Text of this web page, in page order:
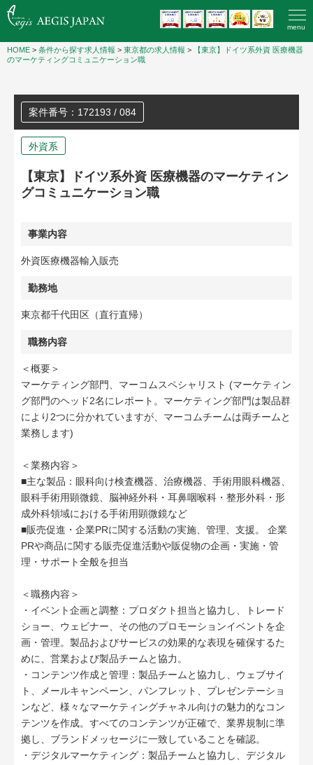
menu
HOME > 条件から探す求人情報 > 東京都の求人情報 >
【東京】ドイツ系外資 医療機器
のマーケティングコミュニケーション職
案件番号：172193 / 084
外資系
【東京】ドイツ系外資 医療機器のマーケティン
グコミュニケーション職
事業内容
外資医療機器輸入販売
勤務地
東京都千代田区（直行直帰）
職務内容
＜概要＞
マーケティング部門、マーコムスペシャリスト (マーケティン
グ部門のヘッド2名にレポート。マーケティング部門は製品群
により2つに分かれていますが、マーコムチームは両チームと
業務します)
＜業務内容＞
■主な製品：眼科向け検査機器、治療機器、手術用眼科機器、
眼科手術用顕微鏡、脳神経外科・耳鼻咽喉科・整形外科・形
成外科領域における手術用顕微鏡など
■販売促進・企業PRに関する活動の実施、管理、支援。 企業
PRや商品に関する販売促進活動や販促物の企画・実施・管
理・サポート全般を担当
＜職務内容＞
・イベント企画と調整：プロダクト担当と協力し、トレード
ショー、ウェビナー、その他のプロモーションイベントを企
画・管理。製品およびサービスの効果的な表現を確保するた
めに、営業および製品チームと協力。
・コンテンツ作成と管理：製品チームと協力し、ウェブサイ
ト、メールキャンペーン、パンフレット、プレゼンテーショ
ンなど、様々なマーケティングチャネル向けの魅力的なコン
テンツを作成。すべてのコンテンツが正確で、業界規制に準
拠し、ブランドメッセージに一致していることを確認。
・デジタルマーケティング：製品チームと協力し、デジタル